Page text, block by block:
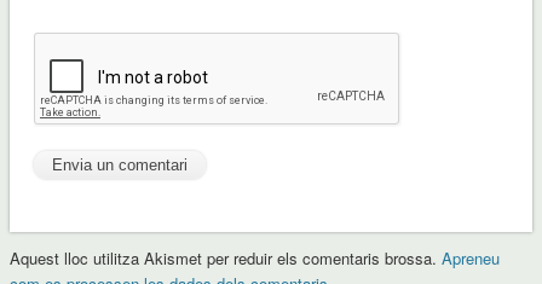
Aquest lloc utilitza Akismet per reduir els comentaris brossa. Apreneu